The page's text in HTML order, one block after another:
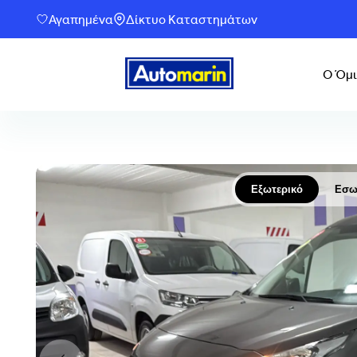
Αγαπημένα Δίκτυο Καταστημάτων
Ο
Εξωτερικό